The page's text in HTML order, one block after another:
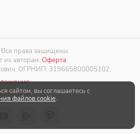
права защищены.
их авторам. Оферта.
ОГРНИП: 319665800005102.
сайтом, вы соглашаетесь с
файлов cookie.